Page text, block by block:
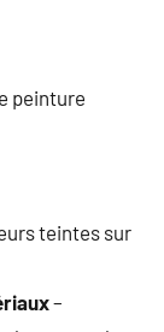
peinture
teintes sur
–